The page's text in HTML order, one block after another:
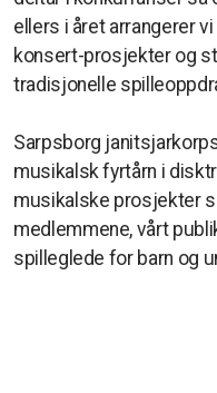
ellers i året arrangerer
konsert-prosjekter og
tradisjonelle
Sarpsborg
musikalsk fyrtårn i
musikalske prosjekter
medlemmene, vårt
spilleglede for barn og